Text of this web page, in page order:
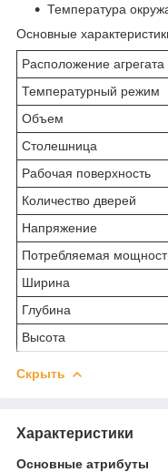
Температура
Основные
Расположение агрегата
Температурный режим
Объем
Столешница
Рабочая поверхность
Количество дверей
Напряжение
Потребляемая
Ширина
Глубина
Высота
Скрыть
Характеристики
Основные атрибуты